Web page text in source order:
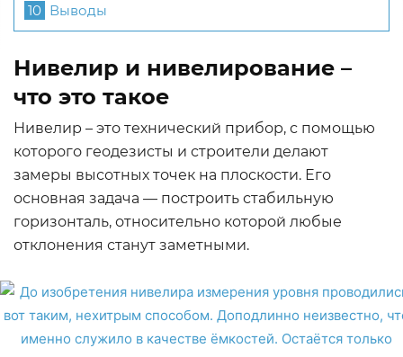
10 Выводы
Нивелир и нивелирование –
что это такое
Нивелир – это технический прибор, с помощью
которого геодезисты и строители делают
замеры высотных точек на плоскости. Его
основная задача — построить стабильную
горизонталь, относительно которой любые
отклонения станут заметными.